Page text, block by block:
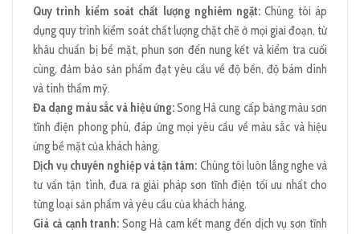
Quy trình kiểm soát chất lượng nghiêm ngặt: Chúng tôi áp
dụng quy trình kiểm soát chất lượng chặt chẽ ở mọi giai đoạn, từ
khâu chuẩn bị bề mặt, phun sơn đến nung kết và kiểm tra cuối
cùng, đảm bảo sản phẩm đạt yêu cầu về độ bền, độ bám dính
và tính thẩm mỹ.
Đa dạng màu sắc và hiệu ứng:Song Hà cung cấp bảng màu sơn
tĩnh điện phong phú, đáp ứng mọi yêu cầu về màu sắc và hiệu
ứng bề mặt của khách hàng.
Dịch vụ chuyên nghiệp và tận tâm: Chúng tôi luôn lắng nghe và
tư vấn tận tình, đưa ra giải pháp sơn tĩnh điện tối ưu nhất cho
từng loại sản phẩm và yêu cầu của khách hàng.
Giá cả cạnh tranh: Song Hà cam kết mang đến dịch vụ sơn tĩnh